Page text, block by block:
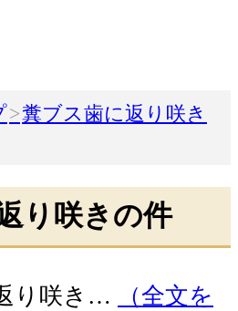
糞ブス歯に返り咲き
り咲きの件
り咲き…
（全文を